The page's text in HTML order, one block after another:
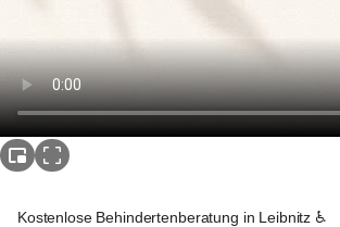
Kostenlose Behindertenberatung in Leibnitz ♿